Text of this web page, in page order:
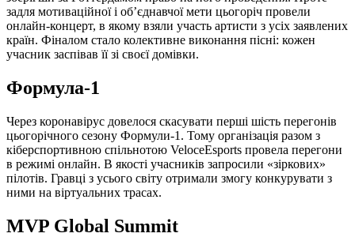
задля мотиваційної і об’єднавчої мети цьогоріч провели
онлайн-концерт, в якому взяли участь артисти з усіх заявлених
країн. Фіналом стало колективне виконання пісні: кожен
учасник заспівав її зі своєї домівки.
Формула-1
Через коронавірус довелося скасувати перші шість перегонів
цьогорічного сезону Формули-1. Тому організація разом з
кіберспортивною спільнотою VeloceEsports провела перегони
в режимі онлайн. В якості учасників запросили «зіркових»
пілотів. Гравці з усього світу отримали змогу конкурувати з
ними на віртуальних трасах.
MVP Global Summit